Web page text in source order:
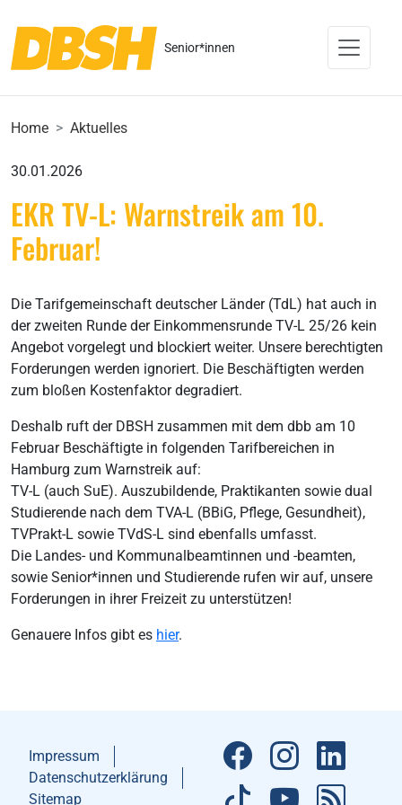
Senior*innen
Home Aktuelles
30.01.2026
EKR TV-L: Warnstreik am 10.
Februar!
Die Tarifgemeinschaft deutscher Länder (TdL) hat auch in
der zweiten Runde der Einkommensrunde TV-L 25/26 kein
Angebot vorgelegt und blockiert weiter. Unsere berechtigten
Forderungen werden ignoriert. Die Beschäftigten werden
zum bloßen Kostenfaktor degradiert.
Deshalb ruft der DBSH zusammen mit dem dbb am 10
Februar Beschäftigte in folgenden Tarifbereichen in
Hamburg zum Warnstreik auf:
TV-L (auch SuE). Auszubildende, Praktikanten sowie dual
Studierende nach dem TVA-L (BBiG, Pflege, Gesundheit),
TVPrakt-L sowie TVdS-L sind ebenfalls umfasst.
Die Landes- und Kommunalbeamtinnen und -beamten,
sowie Senior*innen und Studierende rufen wir auf, unsere
Forderungen in ihrer Freizeit zu unterstützen!
Genauere Infos gibt es hier.
Impressum
Datenschutzerklärung
Sitemap